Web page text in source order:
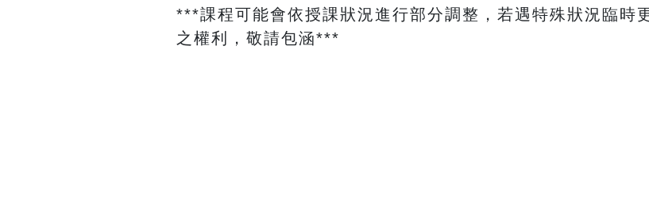
​***課程可能會依授課狀況進行部分調整，若遇特殊狀況臨時
之權利，敬請包涵***